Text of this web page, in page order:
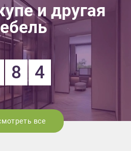
и другая
8 4
все